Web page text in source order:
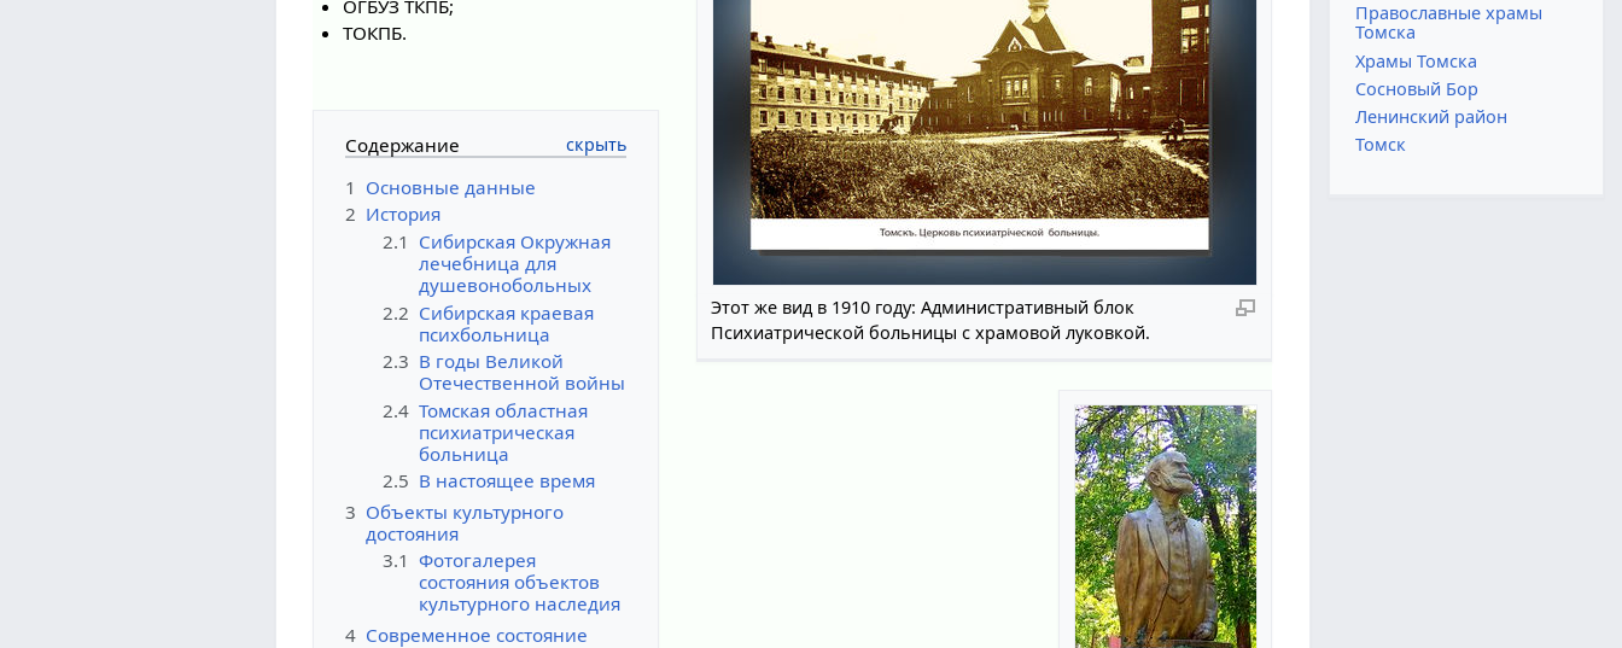
Этот же вид в 1910 году: Административный блок
Психиатрической больницы с храмовой луковкой.
ОГБУЗ ТКПБ;
ТОКПБ.
Содержание
1 Основные данные
2 История
2.1 Сибирская Окружная
лечебница для
душевонобольных
2.2 Сибирская краевая
психбольница
2.3 В годы Великой
Отечественной войны
2.4 Томская областная
психиатрическая
больница
2.5 В настоящее время
3 Объекты культурного
достояния
3.1 Фотогалерея
состояния объектов
культурного наследия
4 Современное состояние
Православные храмы
Томска
Храмы Томска
Сосновый Бор
Ленинский район
Томск